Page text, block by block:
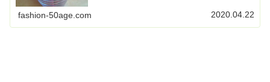
fashion-50age.com 2020.04.22